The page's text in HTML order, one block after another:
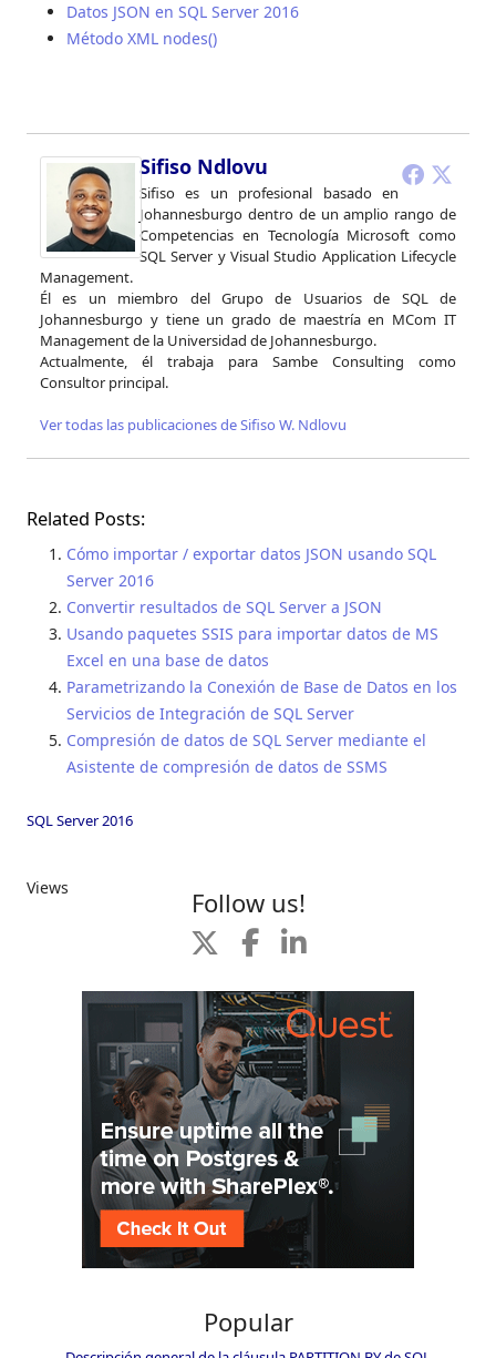
Datos JSON en SQL Server 2016
Método XML nodes()
Sifiso Ndlovu
Sifiso es un profesional basado en
Johannesburgo dentro de un amplio rango de
Competencias en Tecnología Microsoft como
SQL Server y Visual Studio Application Lifecycle
Management.
Él es un miembro del Grupo de Usuarios de SQL de
Johannesburgo y tiene un grado de maestría en MCom IT
Management de la Universidad de Johannesburgo.
Actualmente, él trabaja para Sambe Consulting como
Consultor principal.
Ver todas las publicaciones de Sifiso W. Ndlovu
Related Posts:
Cómo importar / exportar datos JSON usando SQL
Server 2016
Convertir resultados de SQL Server a JSON
Usando paquetes SSIS para importar datos de MS
Excel en una base de datos
Parametrizando la Conexión de Base de Datos en los
Servicios de Integración de SQL Server
Compresión de datos de SQL Server mediante el
Asistente de compresión de datos de SSMS
SQL Server 2016
Views Follow us!
Popular